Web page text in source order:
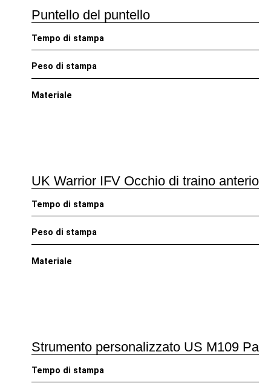
Puntello del puntello
Tempo di stampa
Peso di stampa
Materiale
UK Warrior IFV Occhio di traino anteriore
Tempo di stampa
Peso di stampa
Materiale
Strumento personalizzato US M109
Tempo di stampa